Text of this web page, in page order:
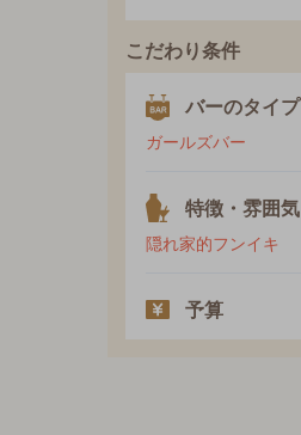
こだわり条件
バーのタイプ
ガールズバー
特徴・雰囲気
隠れ家的フンイキ
予算